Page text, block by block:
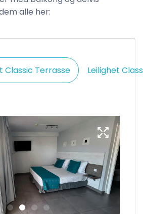
alle her:
Classic Terrasse Leilighet